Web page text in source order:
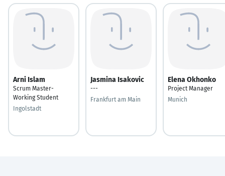
Arni Islam
Scrum Master-
Working Student
Ingolstadt
Jasmina Isakovic
---
Frankfurt am Main
Elena Okhonko
Project Manager
Munich